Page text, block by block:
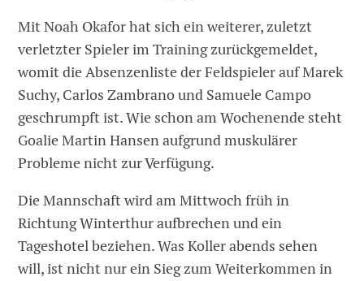
Mit Noah Okafor hat sich ein weiterer, zuletzt
verletzter Spieler im Training zurückgemeldet,
womit die Absenzenliste der Feldspieler auf Marek
Suchy, Carlos Zambrano und Samuele Campo
geschrumpft ist. Wie schon am Wochenende steht
Goalie Martin Hansen aufgrund muskulärer
Probleme nicht zur Verfügung.
Die Mannschaft wird am Mittwoch früh in
Richtung Winterthur aufbrechen und ein
Tageshotel beziehen. Was Koller abends sehen
will, ist nicht nur ein Sieg zum Weiterkommen in